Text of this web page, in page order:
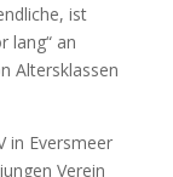
ist
lang“ an
Altersklassen
in Eversmeer
Verein